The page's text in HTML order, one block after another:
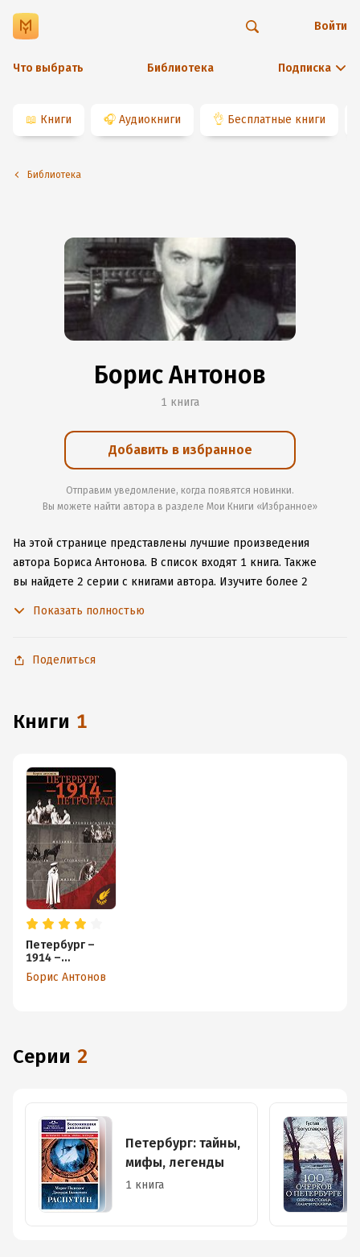
Что выбрать Библиотека Подписка
Войти
📖 Книги 🎧 Аудиокниги 👌 Бесплатные книги
Библиотека
Борис Антонов
1 книга
Добавить в избранное
Отправим уведомление, когда появятся новинки.
Вы можете найти автора в разделе Мои Книги «Избранное»
На этой странице представлены лучшие произведения
автора Бориса Антонова. В список входят 1 книга. Также
вы найдете 2 серии с книгами автора. Изучите более 2
не расставаться с любимыми произведениями даже без
Показать полностью
Поделиться
книги 1
Петербург –
1914 –
Петроград.
Хронологическ
Борис Антонов
Серии 2
Петербург: тайны,
мифы, легенды
1 книга